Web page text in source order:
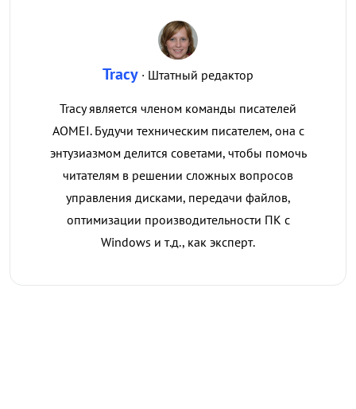
Tracy · Штатный редактор
Tracy является членом команды писателей
AOMEI. Будучи техническим писателем, она с
энтузиазмом делится советами, чтобы помочь
читателям в решении сложных вопросов
управления дисками, передачи файлов,
оптимизации производительности ПК с
Windows и т.д., как эксперт.